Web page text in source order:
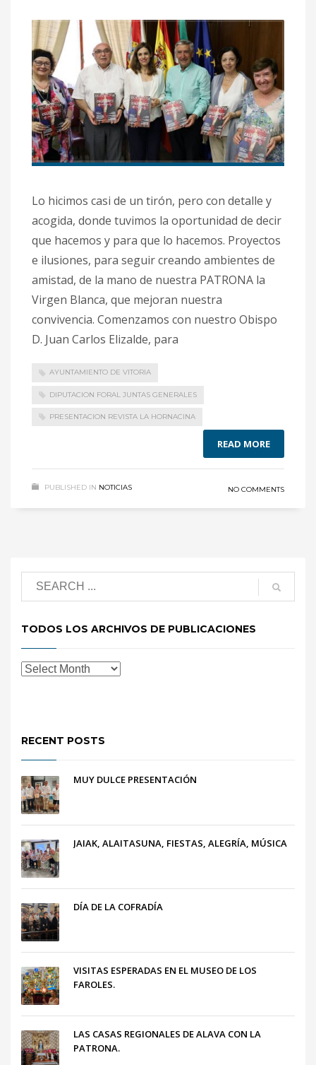
Lo hicimos casi de un tirón, pero con detalle y
acogida, donde tuvimos la oportunidad de decir
que hacemos y para que lo hacemos. Proyectos
e ilusiones, para seguir creando ambientes de
amistad, de la mano de nuestra PATRONA la
Virgen Blanca, que mejoran nuestra
convivencia. Comenzamos con nuestro Obispo
D. Juan Carlos Elizalde, para
AYUNTAMIENTO DE VITORIA
DIPUTACION FORAL JUNTAS GENERALES
PRESENTACION REVISTA LA HORNACINA
READ MORE
PUBLISHED IN NOTICIAS NO COMMENTS
TODOS LOS ARCHIVOS DE PUBLICACIONES
RECENT POSTS
MUY DULCE PRESENTACIÓN
JAIAK, ALAITASUNA, FIESTAS, ALEGRÍA, MÚSICA
DÍA DE LA COFRADÍA
VISITAS ESPERADAS EN EL MUSEO DE LOS
FAROLES.
LAS CASAS REGIONALES DE ALAVA CON LA
PATRONA.